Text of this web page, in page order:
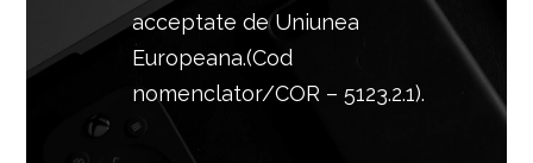
acceptate de Uniunea
Europeana.(Cod
nomenclator/COR – 5123.2.1).